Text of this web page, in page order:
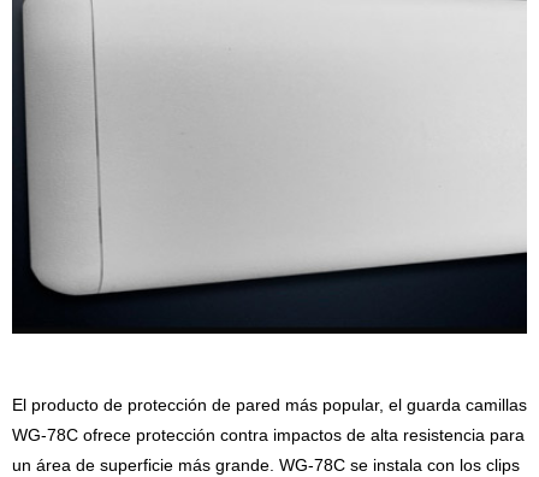
El producto de protección de pared más popular, el guarda camillas
WG-78C ofrece protección contra impactos de alta resistencia para
un área de superficie más grande. WG-78C se instala con los clips